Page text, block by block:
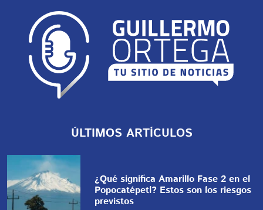
ÚLTIMOS ARTÍCULOS
¿Qué significa Amarillo Fase 2 en el
Popocatépetl? Estos son los riesgos
previstos